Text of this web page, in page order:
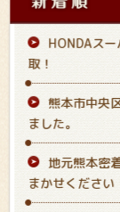
HONDAス
取！
熊本市中央
ました。
地元熊本密
まかせください